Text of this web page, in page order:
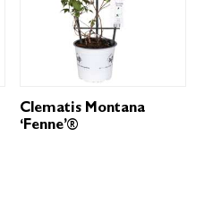
Clematis Montana
‘Fenne’®